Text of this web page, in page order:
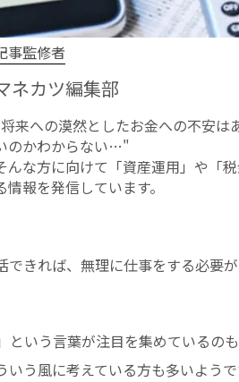
事監修者
ネカツ編集部
来への漠然としたお⾦への不安は
のかわからない…"
んな方に向けて「資産運用」や「
情報を発信しています。
できれば、無理に仕事をする必要
という言葉が注目を集めているの
う風に考えている方も多いようで